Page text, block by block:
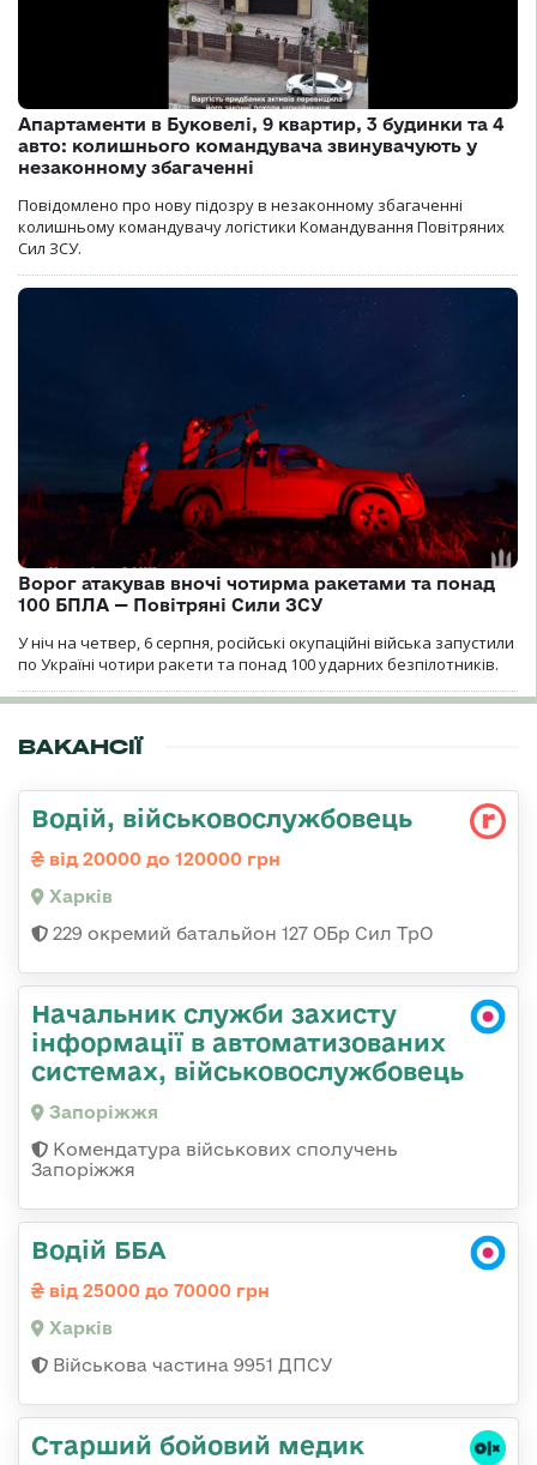
Апартаменти в Буковелі, 9 квартир, 3 будинки та 4
авто: колишнього командувача звинувачують у
незаконному збагаченні
Повідомлено про нову підозру в незаконному збагаченні
колишньому командувачу логістики Командування Повітряних
Сил ЗСУ.
Ворог атакував вночі чотирма ракетами та понад
100 БПЛА — Повітряні Сили ЗСУ
У ніч на четвер, 6 серпня, російські окупаційні війська запустили
по Україні чотири ракети та понад 100 ударних безпілотників.
ВАКАНСІЇ
Водій, військовослужбовець
від 20000 до 120000 грн
Харків
229 окремий батальйон 127 ОБр Сил ТрО
Начальник служби захисту
інформації в автоматизованих
системах, військовослужбовець
Запоріжжя
Комендатура військових сполучень
Запоріжжя
Водій ББА
від 25000 до 70000 грн
Харків
Військова частина 9951 ДПСУ
Старший бойовий медик